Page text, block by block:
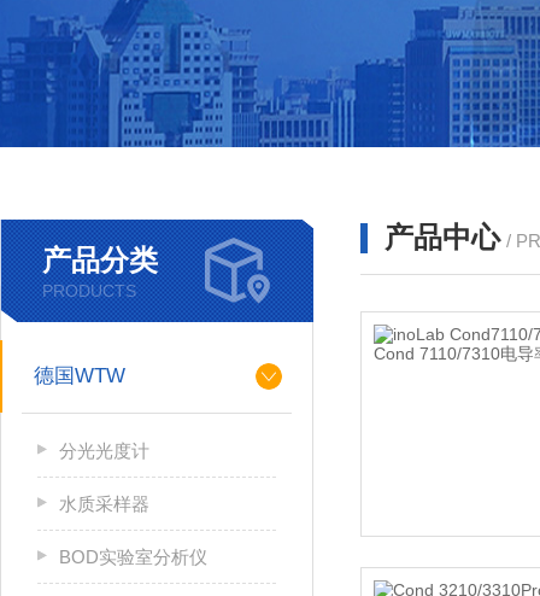
产品分类
PRODUCTS
德国WTW
分光光度计
水质采样器
BOD实验室分析仪
产品中心 /